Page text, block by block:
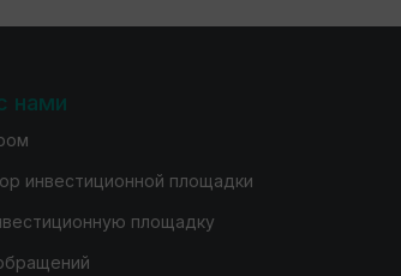
нами
инвестиционной площадки
площадку